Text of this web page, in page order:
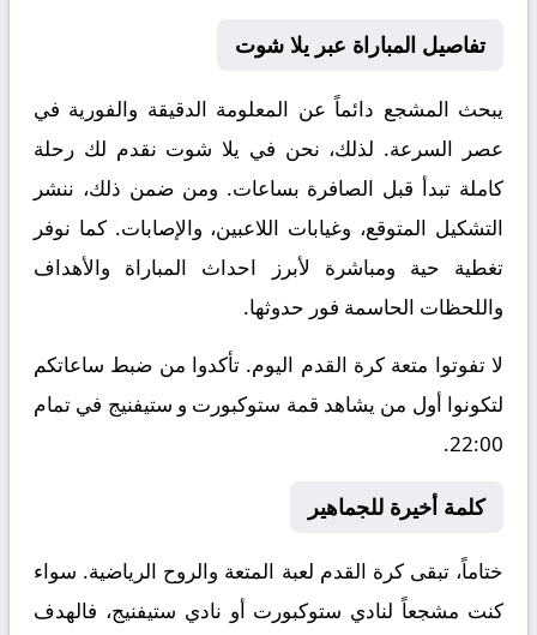
تفاصيل المباراة عبر يلا شوت
يبحث المشجع دائماً عن المعلومة الدقيقة والفورية في
عصر السرعة. لذلك، نحن في يلا شوت نقدم لك رحلة
كاملة تبدأ قبل الصافرة بساعات. ومن ضمن ذلك، ننشر
التشكيل المتوقع، وغيابات اللاعبين، والإصابات. كما نوفر
تغطية حية ومباشرة لأبرز احداث المباراة والأهداف
واللحظات الحاسمة فور حدوثها.
لا تفوتوا متعة كرة القدم اليوم. تأكدوا من ضبط ساعاتكم
لتكونوا أول من يشاهد قمة ستوكبورت و ستيفنيج في تمام
22:00.
كلمة أخيرة للجماهير
ختاماً، تبقى كرة القدم لعبة المتعة والروح الرياضية. سواء
كنت مشجعاً لنادي ستوكبورت أو نادي ستيفنيج، فالهدف